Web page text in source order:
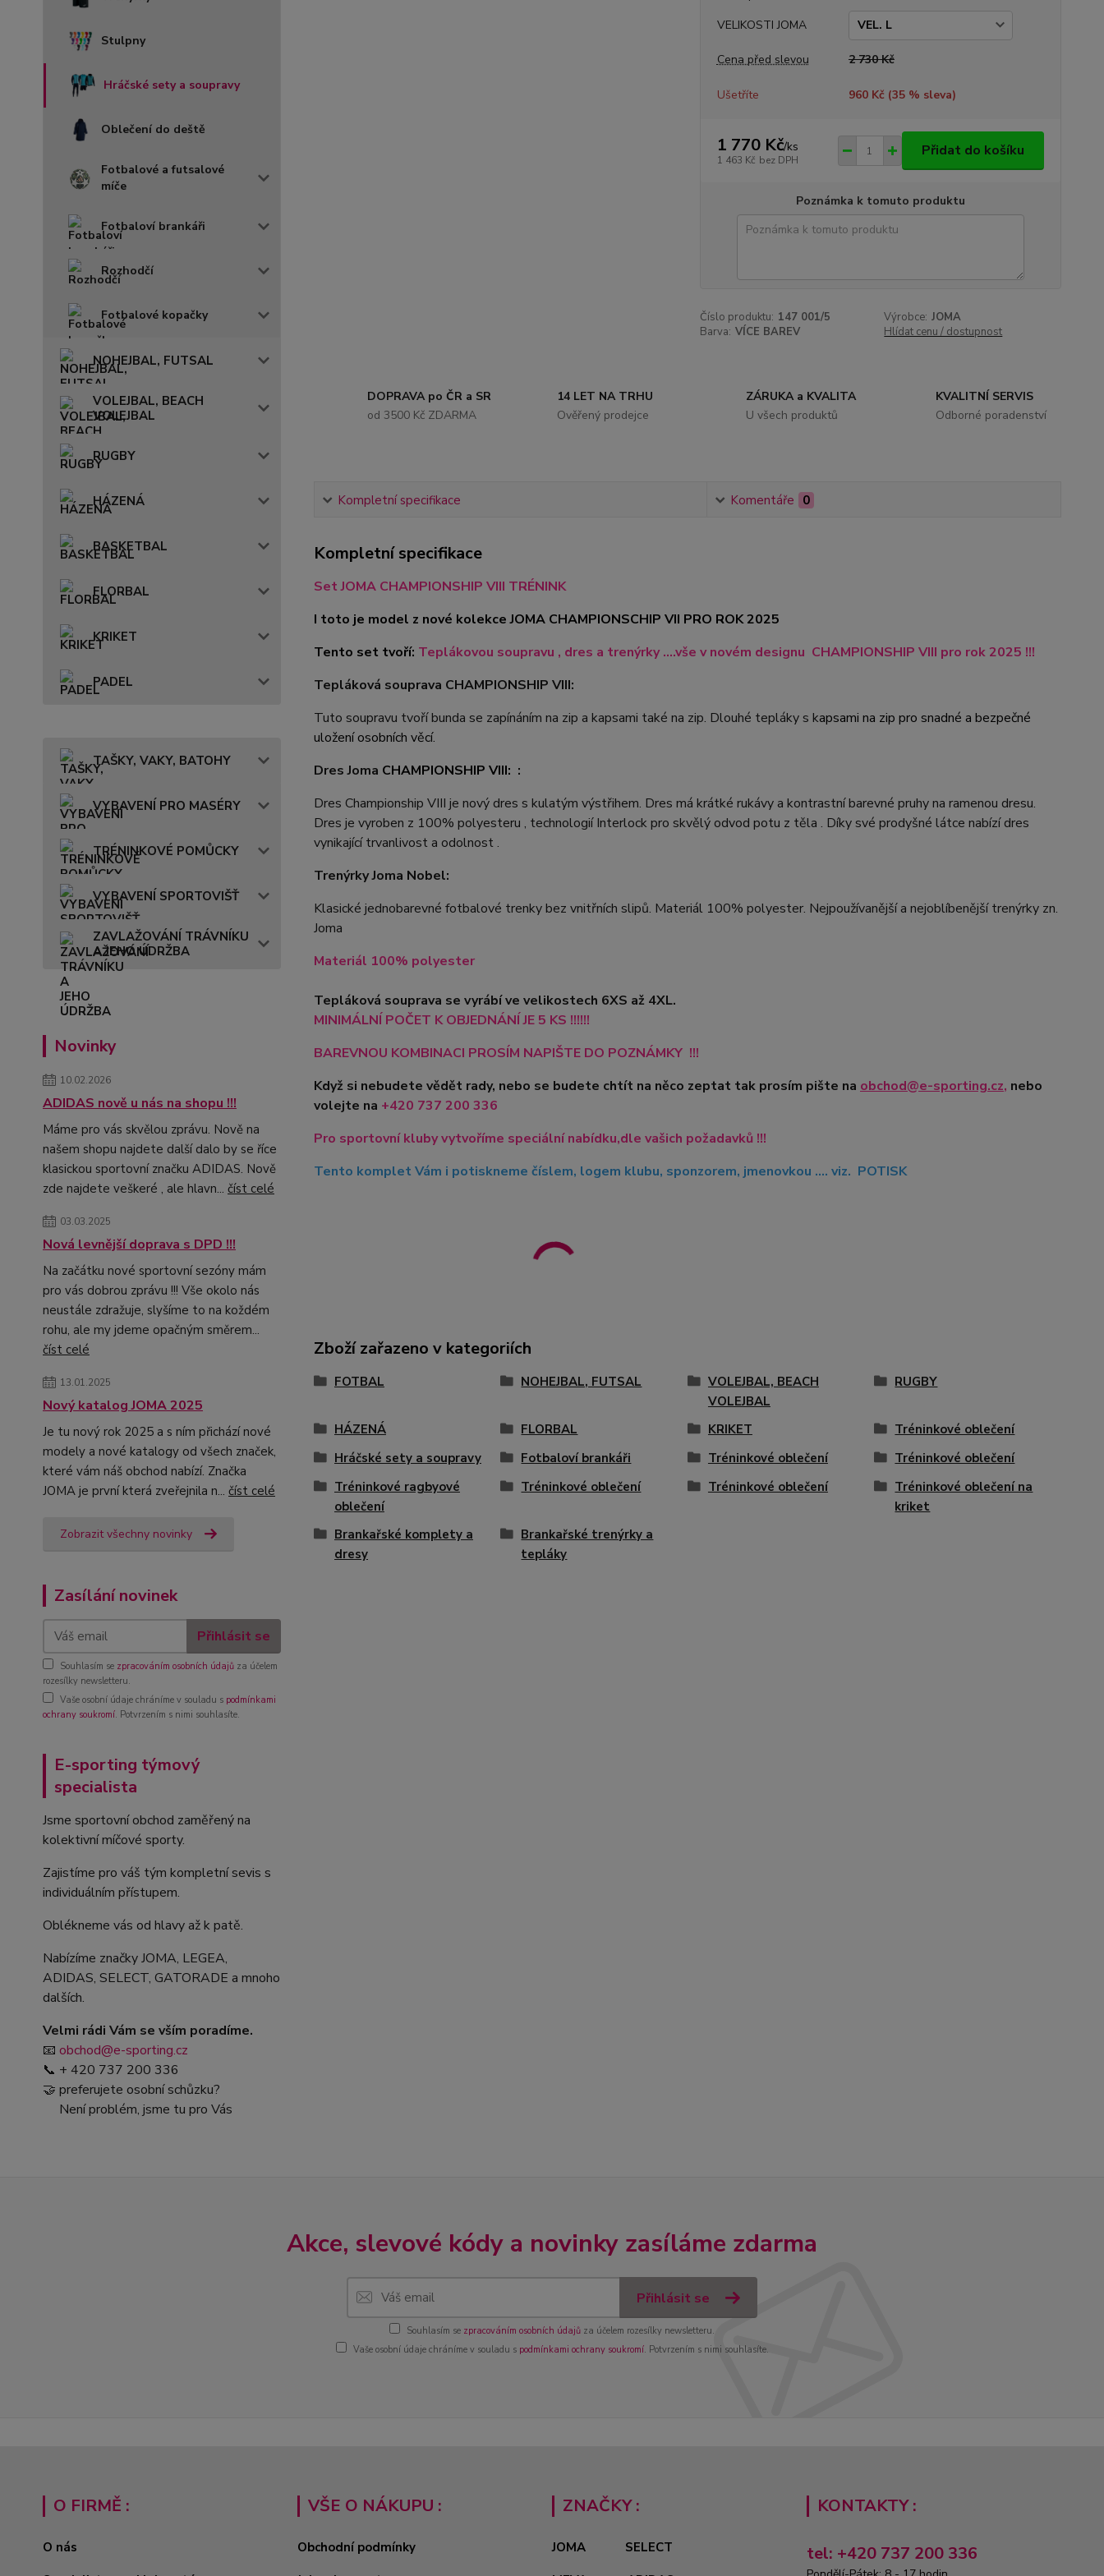
Stulpny
Hráčské sety a soupravy
Oblečení do deště
Fotbalové a futsalové
míče
Fotbaloví brankáři
Rozhodčí
Fotbalové kopačky
NOHEJBAL, FUTSAL
VOLEJBAL, BEACH
VOLEJBAL
RUGBY
HÁZENÁ
BASKETBAL
FLORBAL
KRIKET
PADEL
TAŠKY, VAKY, BATOHY
VYBAVENÍ PRO MASÉRY
TRÉNINKOVÉ POMŮCKY
VYBAVENÍ SPORTOVIŠŤ
ZAVLAŽOVÁNÍ TRÁVNÍKU
A JEHO ÚDRŽBA
Novinky
10.02.2026
ADIDAS nově u nás na shopu !!!
Máme pro vás skvělou zprávu. Nově na
našem shopu najdete další dalo by se říce
klasickou sportovní značku ADIDAS. Nově
zde najdete veškeré , ale hlavn... číst celé
03.03.2025
Nová levnější doprava s DPD !!!
Na začátku nové sportovní sezóny mám
pro vás dobrou zprávu !!! Vše okolo nás
neustále zdražuje, slyšíme to na koždém
rohu, ale my jdeme opačným směrem...
číst celé
13.01.2025
Nový katalog JOMA 2025
Je tu nový rok 2025 a s ním přichází nové
modely a nové katalogy od všech značek,
které vám náš obchod nabízí. Značka
JOMA je první která zveřejnila n... číst celé
Zobrazit všechny novinky
Zasílání novinek
Přihlásit se
Souhlasím se zpracováním osobních údajů za účelem
rozesílky newsletteru.
Vaše osobní údaje chráníme v souladu s podmínkami
ochrany soukromí. Potvrzením s nimi souhlasíte.
E-sporting týmový
specialista
Jsme sportovní obchod zaměřený na
kolektivní míčové sporty.
Zajistíme pro váš tým kompletní sevis s
individuálním přístupem.
Oblékneme vás od hlavy až k patě.
Nabízíme značky JOMA, LEGEA,
ADIDAS, SELECT, GATORADE a mnoho
dalších.
Velmi rádi Vám se vším poradíme.
📧 obchod@e-sporting.cz
📞 + 420 737 200 336
🤝 preferujete osobní schůzku?
Není problém, jsme tu pro Vás
VELIKOSTI JOMA
Cena před slevou 2 730 Kč
Ušetříte 960 Kč (35% sleva)
1 770 Kč/ks
1 463 Kč bez DPH
Přidat do košíku
Poznámka k tomuto produktu
Číslo produktu: 147 001/5 Výrobce: JOMA
Barva: VÍCE BAREV Hlídat cenu / dostupnost
DOPRAVA po ČR a SR
od 3500 Kč ZDARMA
14 LET NA TRHU
Ověřený prodejce
ZÁRUKA a KVALITA
U všech produktů
KVALITNÍ SERVIS
Odborné poradenství
Kompletní specifikace Komentáře 0
Kompletní specifikace
Set JOMA CHAMPIONSHIP VIII TRÉNINK
I toto je model z nové kolekce JOMA CHAMPIONSCHIP VII PRO ROK 2025
Tento set tvoří: Teplákovou soupravu , dres a trenýrky ....vše v novém designu CHAMPIONSHIP VIII pro rok 2025 !!!
Tepláková souprava CHAMPIONSHIP VIII:
Tuto soupravu tvoří bunda se zapínáním na zip a kapsami také na zip. Dlouhé tepláky s kapsami na zip pro snadné a bezpečné
uložení osobních věcí.
Dres Joma CHAMPIONSHIP VIII: :
Dres Championship VIII je nový dres s kulatým výstřihem. Dres má krátké rukávy a kontrastní barevné pruhy na ramenou dresu.
Dres je vyroben z 100% polyesteru , technologií Interlock pro skvělý odvod potu z těla . Díky své prodyšné látce nabízí dres
vynikající trvanlivost a odolnost .
Trenýrky Joma Nobel:
Klasické jednobarevné fotbalové trenky bez vnitřních slipů. Materiál 100% polyester. Nejpoužívanější a nejoblíbenější trenýrky zn.
Joma
Materiál 100% polyester
Tepláková souprava se vyrábí ve velikostech 6XS až 4XL.
MINIMÁLNÍ POČET K OBJEDNÁNÍ JE 5 KS !!!!!!
BAREVNOU KOMBINACI PROSÍM NAPIŠTE DO POZNÁMKY !!!
Když si nebudete vědět rady, nebo se budete chtít na něco zeptat tak prosím pište na obchod@e-sporting.cz, nebo
volejte na +420 737 200 336
Pro sportovní kluby vytvoříme speciální nabídku,dle vašich požadavků !!!
Tento komplet Vám i potiskneme číslem, logem klubu, sponzorem, jmenovkou .... viz. POTISK
Zboží zařazeno v kategoriích
FOTBAL NOHEJBAL, FUTSAL
VOLEJBAL, BEACH
VOLEJBAL
RUGBY
HÁZENÁ FLORBAL KRIKET
Tréninkové oblečení
Hráčské sety a soupravy
Fotbaloví brankáři Tréninkové oblečení
Tréninkové oblečení
Tréninkové ragbyové
oblečení
Tréninkové oblečení Tréninkové oblečení
Tréninkové oblečení na
kriket
Brankařské komplety a
dresy
Brankařské trenýrky a
tepláky
Akce, slevové kódy a novinky zasíláme zdarma
Přihlásit se
Souhlasím se zpracováním osobních údajů za účelem rozesílky newsletteru.
Vaše osobní údaje chráníme v souladu s podmínkami ochrany soukromí. Potvrzením s nimi souhlasíte.
O FIRMĚ :
O nás
VŠE O NÁKUPU :
Obchodní podmínky
ZNAČKY :
JOMA
SELECT
KONTAKTY :
tel: +420 737 200 336